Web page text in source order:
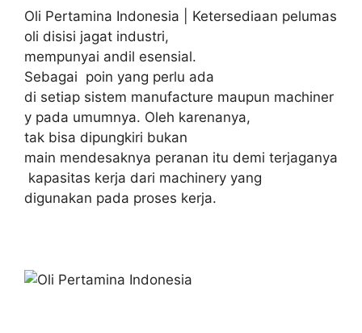
Oli Pertamina Indonesia | Ketersediaan pelumas
oli disisi jagat industri,
mempunyai andil esensial.
Sebagai poin yang perlu ada
di setiap sistem manufacture maupun machiner
y pada umumnya. Oleh karenanya,
tak bisa dipungkiri bukan
main mendesaknya peranan itu demi terjaganya
kapasitas kerja dari machinery yang
digunakan pada proses kerja.